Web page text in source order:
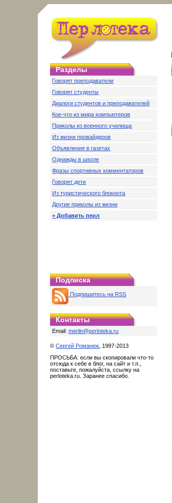
Разделы
Говорят преподаватели
Говорят студенты
Диалоги студентов и преподавателей
Кое-что из мира компьютеров
Приколы из военного училища
Из жизни провайдеров
Объявления в газетах
Однажды в школе
Фразы спортивных комментаторов
Говорят дети
Из туристического блокнота
Другие приколы из жизни
+ Добавить перл
Подписка
Подпишитесь на RSS
Контакты
Email:merlin@perloteka.ru
©Сергей Романюк , 1997-2013
ПРОСЬБА: если вы скопировали что-то
отсюда к себе в блог, на сайт и т.п.,
поставьте, пожалуйста, ссылку на
perloteka.ru. Заранее спасибо.